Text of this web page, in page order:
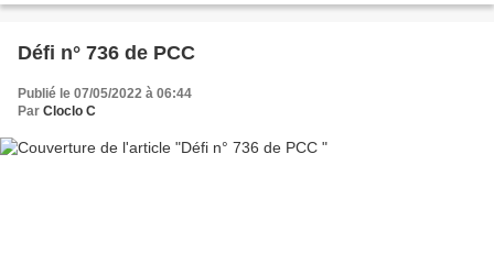
Défi n° 736 de PCC
Publié le 07/05/2022 à 06:44
Par Cloclo C